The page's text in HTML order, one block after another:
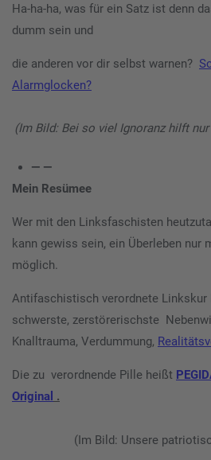
Ha-ha-ha, was für ein Satz ist denn
dumm sein und
die anderen vor dir selbst warnen?
Alarmglocken?
(Im Bild: Bei so viel Ignoranz hilft nur
— —
Mein Resümee
Wer mit den Linksfaschisten
kann gewiss sein, ein Überleben nur
möglich.
Antifaschistisch verordnete Linkskur
schwerste, zerstörerischste
Knalltrauma, Verdummung,
Die zu verordnende Pille heißt
Original .
(Im Bild: Unsere